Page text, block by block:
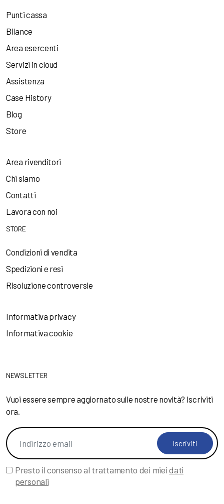
Punti cassa
Bilance
Area esercenti
Servizi in cloud
Assistenza
Case History
Blog
Store
Area rivenditori
Chi siamo
Contatti
Lavora con noi
STORE
Condizioni di vendita
Spedizioni e resi
Risoluzione controversie
Informativa privacy
Informativa cookie
NEWSLETTER
Vuoi essere sempre aggiornato sulle nostre novità? Iscriviti
ora.
Iscriviti
Presto il consenso al trattamento dei mieidati
personali